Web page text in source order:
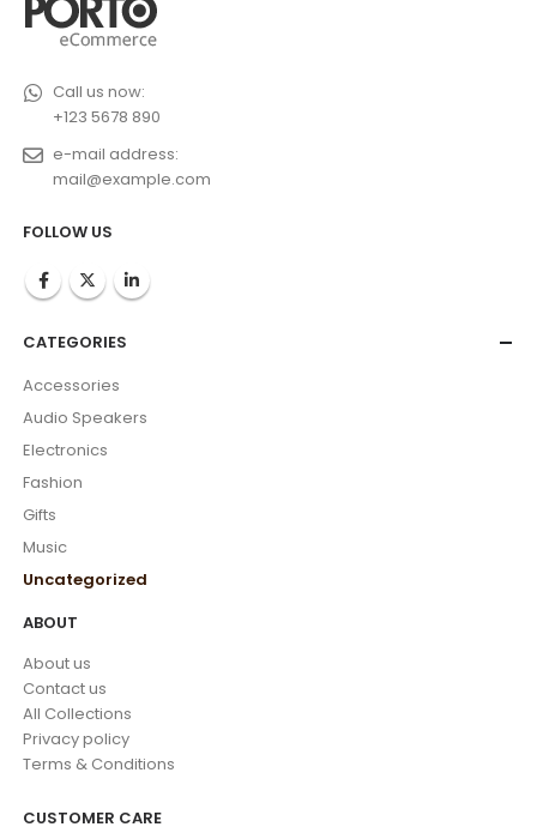
Call us now:
+123 5678 890
e-mail address:
mail@example.com
FOLLOW US
CATEGORIES
Accessories
Audio Speakers
Electronics
Fashion
Gifts
Music
Uncategorized
ABOUT
About us
Contact us
All Collections
Privacy policy
Terms & Conditions
CUSTOMER CARE